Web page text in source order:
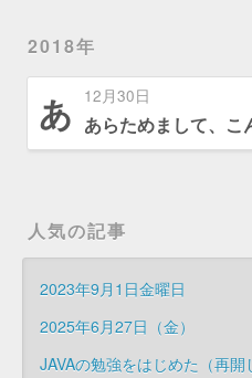
2018年
あ 12月30日
あらためまして、こ
人気の記事
2023年9月1日金曜日
2025年6月27日（金）
JAVAの勉強をはじめた（再